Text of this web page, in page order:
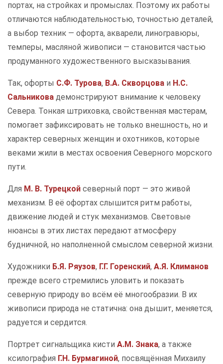
портах, на стройках и промыслах. Поэтому их работы
отличаются наблюдательностью, точностью деталей,
а выбор техник — офорта, акварели, линогравюры,
темперы, масляной живописи — становится частью
продуманного художественного высказывания.
Так, офорты С.Ф. Турова, В.А. Скворцова и Н.С.
Сальникова демонстрируют внимание к человеку
Севера. Тонкая штриховка, свойственная мастерам,
помогает зафиксировать не только внешность, но и
характер северных женщин и охотников, которые
веками жили в местах освоения Северного морского
пути.
Для М. В. Турецкой северный порт — это живой
механизм. В её офортах слышится ритм работы,
движение людей и стук механизмов. Световые
нюансы в этих листах передают атмосферу
будничной, но наполненной смыслом северной жизни.
Художники Б.Я. Ряузов, Г.Г. Горенский, А.Я. Климанов
прежде всего стремились уловить и показать
северную природу во всём её многообразии. В их
живописи природа не статична: она дышит, меняется,
радуется и сердится.
Портрет сигнальщика кисти А.М. Знака, а также
ксилография Г.Н. Бурмагиной, посвящённая Михаилу